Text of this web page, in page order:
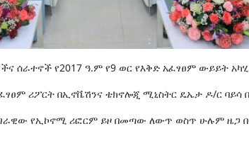
ሰራተኖች የ2017 ዓ.ም የ9 ወር የእቅድ አፈፃፀም ውይይት
ሪፖርት በኢኖቬሽንና ቴክኖሎጂ ሚኒስትር ዴኤታ ዶ/ር ባይሳ
የኢኮኖሚ ሪፎርም ይዞ በመጣው ለውጥ ወስጥ ሁሉም ዜጋ